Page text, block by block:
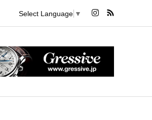
Select Language ▼